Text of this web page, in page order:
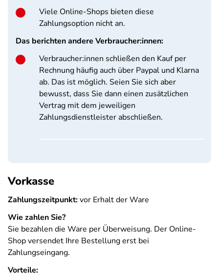
Viele Online-Shops bieten diese
Zahlungsoption nicht an.
Das berichten andere Verbraucher:innen:
Verbraucher:innen schließen den Kauf per
Rechnung häufig auch über Paypal und Klarna
ab. Das ist möglich. Seien Sie sich aber
bewusst, dass Sie dann einen zusätzlichen
Vertrag mit dem jeweiligen
Zahlungsdienstleister abschließen.
Vorkasse
Zahlungszeitpunkt:vor Erhalt der Ware
Wie zahlen Sie?
Sie bezahlen die Ware per Überweisung. Der Online-
Shop versendet Ihre Bestellung erst bei
Zahlungseingang.
Vorteile: